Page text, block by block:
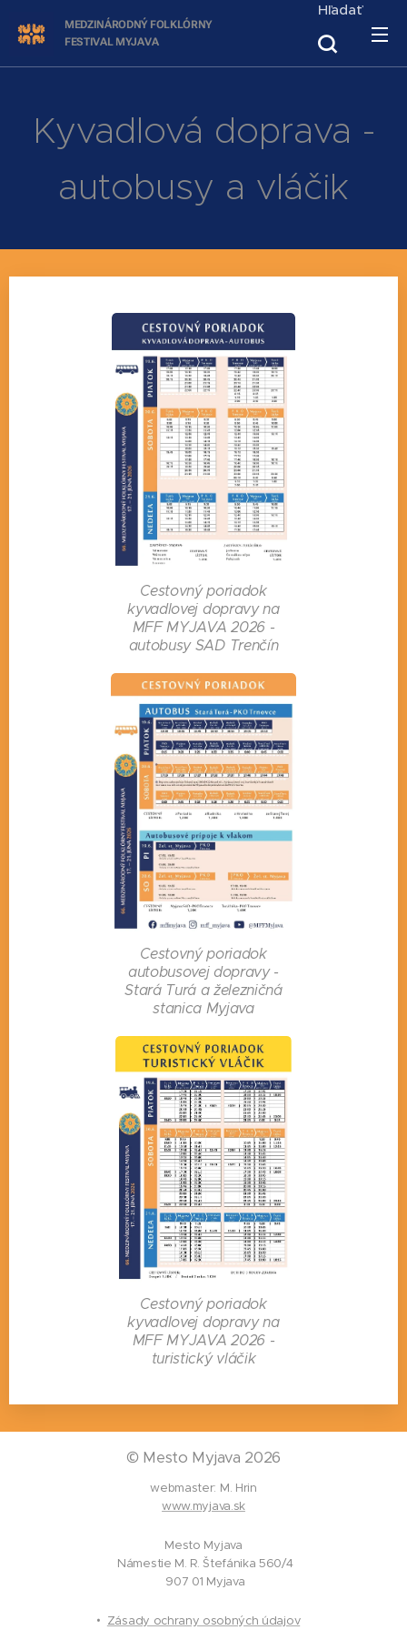
MEDZINÁRODNÝ FOLKLÓRNY
FESTIVAL MYJAVA
Hľadať
Kyvadlová doprava -
autobusy a vláčik
Cestovný poriadok
kyvadlovej dopravy na
MFF MYJAVA 2026 -
autobusy SAD Trenčín
Cestovný poriadok
autobusovej dopravy -
Stará Turá a železničná
stanica Myjava
Cestovný poriadok
kyvadlovej dopravy na
MFF MYJAVA 2026 -
turistický vláčik
© Mesto Myjava 2026
webmaster: M. Hrin
www.myjava.sk
Mesto Myjava
Námestie M. R. Štefánika 560/4
907 01 Myjava
Zásady ochrany osobných údajov